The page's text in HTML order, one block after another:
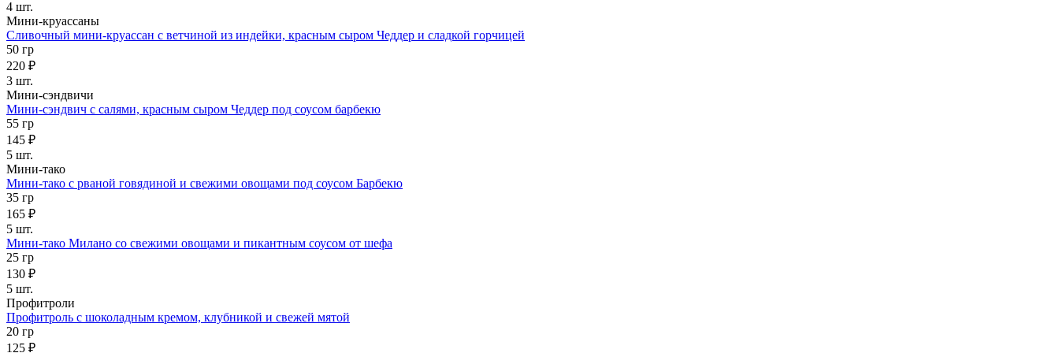
4 шт.
Мини-круассаны
Сливочный мини-круассан с ветчиной из индейки, красным сыром Чеддер и сладкой горчицей
50 гр
220 ₽
3 шт.
Мини-сэндвичи
Мини-сэндвич с салями, красным сыром Чеддер под соусом барбекю
55 гр
145 ₽
5 шт.
Мини-тако
Мини-тако с рваной говядиной и свежими овощами под соусом Барбекю
35 гр
165 ₽
5 шт.
Мини-тако Милано со свежими овощами и пикантным соусом от шефа
25 гр
130 ₽
5 шт.
Профитроли
Профитроль с шоколадным кремом, клубникой и свежей мятой
20 гр
125 ₽